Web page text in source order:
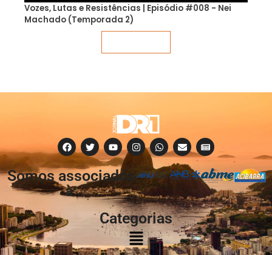
Vozes, Lutas e Resistências | Episódio #008 - Nei
Machado (Temporada 2)
Somos associados
à:
Categorias